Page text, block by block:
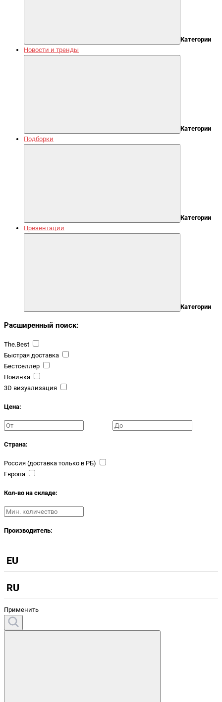
Категории
Новости и тренды
Категории
Подборки
Категории
Презентации
Категории
Расширенный поиск:
The.Best
Быстрая доставка
Бестселлер
Новинка
3D визуализация
Цена:
Страна:
Россия (доставка только в РБ)
Европа
Кол-во на складе:
Производитель:
EU
RU
Применить